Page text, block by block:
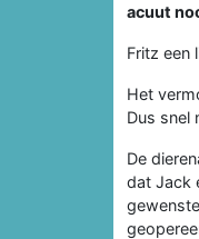
acuut
Fritz een
Het
Dus snel
De
dat Jack